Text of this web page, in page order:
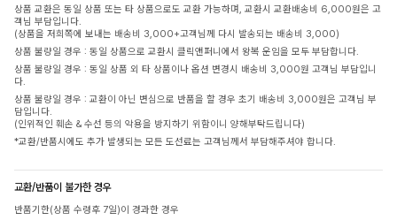
상품 교환은 동일 상품 또는 타 상품으로도 교환 가능하며, 교환시 교환배송비 6,000원은 고
객님 부담입니다.
(상품을 저희쪽에 보내는 배송비 3,000+고객님께 다시 발송되는 배송비 3,000)
상품 불량일 경우 : 동일 상품으로 교환시 클릭앤퍼니에서 왕복 운임을 모두 부담합니다.
상품 불량일 경우 : 동일 상품 외 타 상품이나 옵션 변경시 배송비 3,000원 고객님 부담입니
다.
상품 불량일 경우 : 교환이 아닌 변심으로 반품을 할 경우 초기 배송비 3,000원은 고객님 부
담입니다.
(인위적인 훼손 & 수선 등의 악용을 방지하기 위함이니 양해부탁드립니다)
*교환/반품시에도 추가 발생되는 모든 도선료는 고객님께서 부담해주셔야 합니다.
교환/반품이 불가한 경우
반품기한(상품 수령후 7일)이 경과한 경우